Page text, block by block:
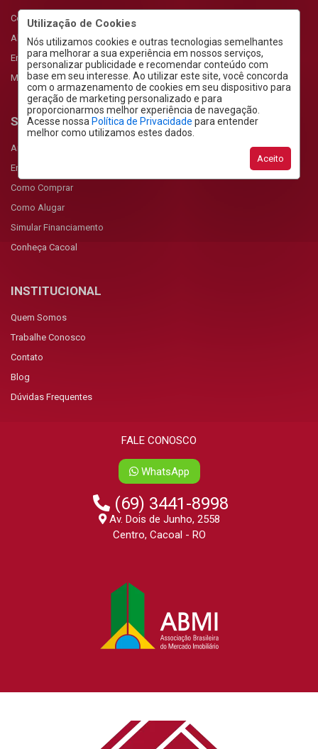
Utilização de Cookies
Nós utilizamos cookies e outras tecnologias semelhantes
para melhorar a sua experiência em nossos serviços,
personalizar publicidade e recomendar conteúdo com
base em seu interesse. Ao utilizar este site, você concorda
com o armazenamento de cookies em seu dispositivo para
geração de marketing personalizado e para
proporcionarmos melhor experiência de navegação.
Acesse nossa Política de Privacidade para entender
melhor como utilizamos estes dados.
Aceito
Comprar
Alugar
Empreendimentos
Meus Favoritos
SERVIÇOS
Anunciar Imóvel
Encomendar Imóvel
Como Comprar
Como Alugar
Simular Financiamento
Conheça Cacoal
INSTITUCIONAL
Quem Somos
Trabalhe Conosco
Contato
Blog
Dúvidas Frequentes
FALE CONOSCO
WhatsApp
(69) 3441-8998
Av. Dois de Junho, 2558
Centro, Cacoal - RO